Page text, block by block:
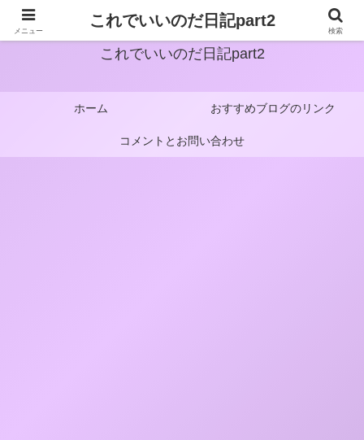
これでいいのだ日記part2
ホーム おすすめブログのリンク
コメントとお問い合わせ
メニュー
これでいいのだ日記part2
検索